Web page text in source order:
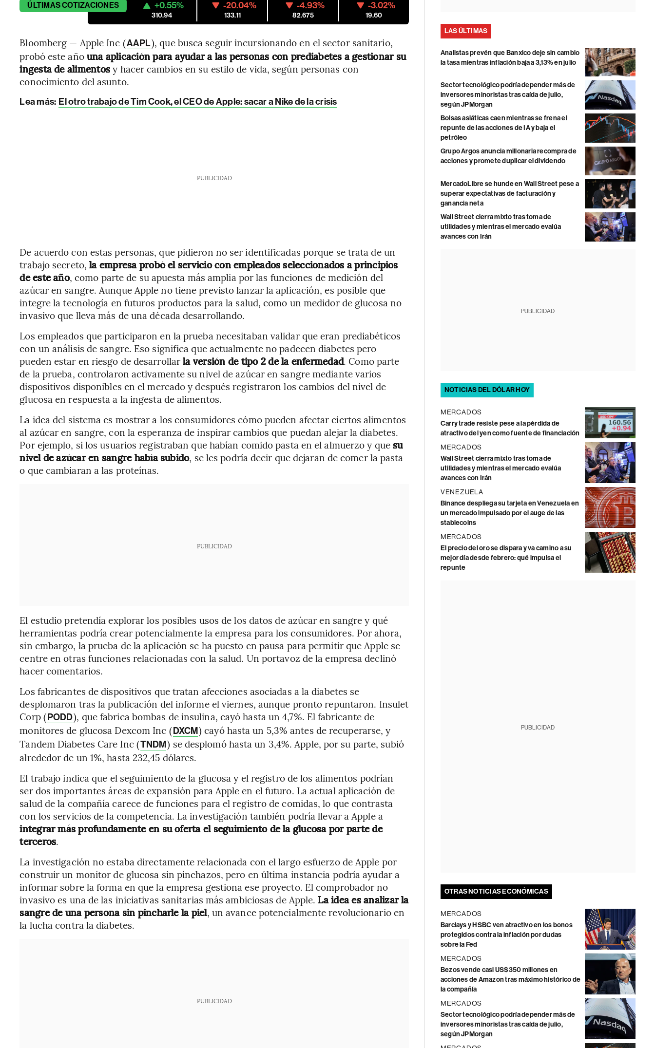
ÚLTIMASCOTIZACIONES +0.55%
310.94
-20.04%
133.11
-4.93%
82.675
-3.02%
19.60
Bloomberg — Apple Inc (AAPL), que busca seguir incursionando en el sector sanitario,
probó este añouna aplicación para ayudar a las personas con prediabetes a gestionar su
ingesta de alimentosy hacer cambios en su estilo de vida, según personas con
conocimiento del asunto.
Lea más: El otro trabajo de Tim Cook, el CEO de Apple: sacar a Nike de la crisis
PUBLICIDAD
De acuerdo con estas personas, que pidieron no ser identificadas porque se trata de un
trabajo secreto, la empresa probó el servicio con empleados seleccionados a principios
de este año, como parte de su apuesta más amplia por las funciones de medición del
azúcar en sangre. Aunque Apple no tiene previsto lanzar la aplicación, es posible que
integre la tecnología en futuros productos para la salud, como un medidor de glucosa no
invasivo que lleva más de una década desarrollando.
Los empleados que participaron en la prueba necesitaban validar que eran prediabéticos
con un análisis de sangre. Eso significa que actualmente no padecen diabetes pero
pueden estar en riesgo de desarrollarla versión de tipo 2 de la enfermedad. Como parte
de la prueba, controlaron activamente su nivel de azúcar en sangre mediante varios
dispositivos disponibles en el mercado y después registraron los cambios del nivel de
glucosa en respuesta a la ingesta de alimentos.
La idea del sistema es mostrar a los consumidores cómo pueden afectar ciertos alimentos
al azúcar en sangre, con la esperanza de inspirar cambios que puedan alejar la diabetes.
Por ejemplo, si los usuarios registraban que habían comido pasta en el almuerzo y que su
nivel de azúcar en sangre había subido, se les podría decir que dejaran de comer la pasta
o que cambiaran a las proteínas.
PUBLICIDAD
El estudio pretendía explorar los posibles usos de los datos de azúcar en sangre y qué
herramientas podría crear potencialmente la empresa para los consumidores. Por ahora,
sin embargo, la prueba de la aplicación se ha puesto en pausa para permitir que Apple se
centre en otras funciones relacionadas con la salud. Un portavoz de la empresa declinó
hacer comentarios.
Los fabricantes de dispositivos que tratan afecciones asociadas a la diabetes se
desplomaron tras la publicación del informe el viernes, aunque pronto repuntaron. Insulet
Corp (PODD), que fabrica bombas de insulina, cayó hasta un 4,7%. El fabricante de
monitores de glucosa Dexcom Inc (DXCM) cayó hasta un 5,3% antes de recuperarse, y
Tandem Diabetes Care Inc (TNDM) se desplomó hasta un 3,4%. Apple, por su parte, subió
alrededor de un 1%, hasta 232,45 dólares.
El trabajo indica que el seguimiento de la glucosa y el registro de los alimentos podrían
ser dos importantes áreas de expansión para Apple en el futuro. La actual aplicación de
salud de la compañía carece de funciones para el registro de comidas, lo que contrasta
con los servicios de la competencia. La investigación también podría llevar a Apple a
integrar más profundamente en su oferta el seguimiento de la glucosa por parte de
terceros.
La investigación no estaba directamente relacionada con el largo esfuerzo de Apple por
construir un monitor de glucosa sin pinchazos, pero en última instancia podría ayudar a
informar sobre la forma en que la empresa gestiona ese proyecto. El comprobador no
invasivo es una de las iniciativas sanitarias más ambiciosas de Apple. La idea es analizar la
sangre de una persona sin pincharle la piel, un avance potencialmente revolucionario en
la lucha contra la diabetes.
PUBLICIDAD
LAS ÚLTIMAS
Analistas prevén que Banxico deje sin cambio
la tasa mientras inflación baja a 3,13% en julio
Sector tecnológico podría depender más de
inversores minoristas tras caída de julio,
según JPMorgan
Bolsas asiáticas caen mientras se frena el
repunte de las acciones de IA y baja el
petróleo
Grupo Argos anuncia millonaria recompra de
acciones y promete duplicar el dividendo
MercadoLibre se hunde en Wall Street pese a
superar expectativas de facturación y
ganancia neta
Wall Street cierra mixto tras toma de
utilidades y mientras el mercado evalúa
avances con Irán
PUBLICIDAD
NOTICIAS DEL DÓLAR HOY
MERCADOS
Carry trade resiste pese a la pérdida de
atractivo del yen como fuente de financiación
MERCADOS
Wall Street cierra mixto tras toma de
utilidades y mientras el mercado evalúa
avances con Irán
VENEZUELA
Binance despliega su tarjeta en Venezuela en
un mercado impulsado por el auge de las
stablecoins
MERCADOS
El precio del oro se dispara y va camino a su
mejor día desde febrero: qué impulsa el
repunte
PUBLICIDAD
OTRAS NOTICIAS ECONÓMICAS
MERCADOS
Barclays y HSBC ven atractivo en los bonos
protegidos contra la inflación por dudas
sobre la Fed
MERCADOS
Bezos vende casi US$350 millones en
acciones de Amazon tras máximo histórico de
la compañía
MERCADOS
Sector tecnológico podría depender más de
inversores minoristas tras caída de julio,
según JPMorgan